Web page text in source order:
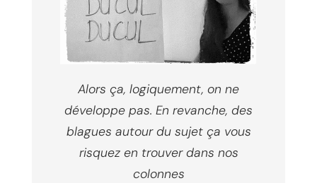
Alors ça, logiquement, on ne
développe pas. En revanche, des
blagues autour du sujet ça vous
risquez en trouver dans nos
colonnes